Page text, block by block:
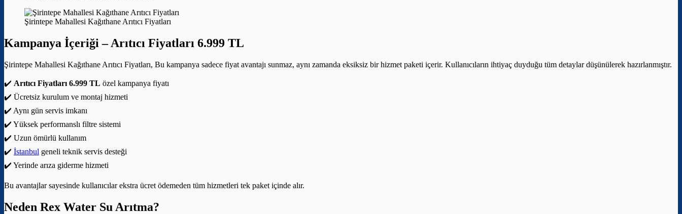
Şirintepe Mahallesi Kağıthane Arıtıcı Fiyatları
Kampanya İçeriği –Arıtıcı Fiyatları 6.999 TL
Şirintepe Mahallesi Kağıthane Arıtıcı Fiyatları, Bu kampanya sadece fiyat avantajı sunmaz, aynı zamanda eksiksiz bir hizmet paketi içerir. Kullanıcıların ihtiyaç duyduğu tüm detaylar düşünülerek hazırlanmıştır.
✔️ Arıtıcı Fiyatları 6.999 TL özel kampanya fiyatı
✔️ Ücretsiz kurulum ve montaj hizmeti
✔️ Aynı gün servis imkanı
✔️ Yüksek performanslı filtre sistemi
✔️ Uzun ömürlü kullanım
✔️ İstanbul geneli teknik servis desteği
✔️ Yerinde arıza giderme hizmeti
Bu avantajlar sayesinde kullanıcılar ekstra ücret ödemeden tüm hizmetleri tek paket içinde alır.
Neden Rex Water Su Arıtma?